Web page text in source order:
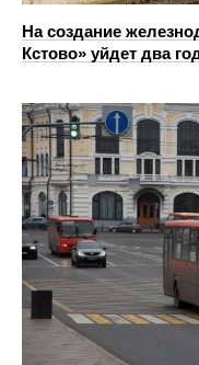
На создание
Кстово» уйдет два